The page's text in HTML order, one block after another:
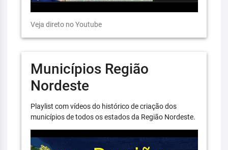
Veja direto no Youtube
Municípios Região
Nordeste
Playlist com vídeos do histórico de criação dos
municípios de todos os estados da Região Nordeste.